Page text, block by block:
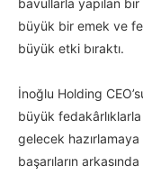
bavullarla yapılan
büyük bir emek ve
büyük etki bıraktı.
İnoğlu Holding
büyük
gelecek hazırlamaya
başarıların